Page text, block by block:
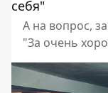
А на вопрос,
"За очень